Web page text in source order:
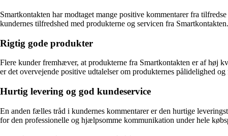
Smartkontakten har modtaget mange positive kommentarer fra
kundernes tilfredshed med produkterne og servicen fra Smartkontakten.
Rigtig gode produkter
Flere kunder fremhæver, at produkterne fra Smartkontakten er af høj
er det overvejende positive udtalelser om produkternes pålidelighed
Hurtig levering og god kundeservice
En anden fælles tråd i kundernes kommentarer er den hurtige
for den professionelle og hjælpsomme kommunikation under hele